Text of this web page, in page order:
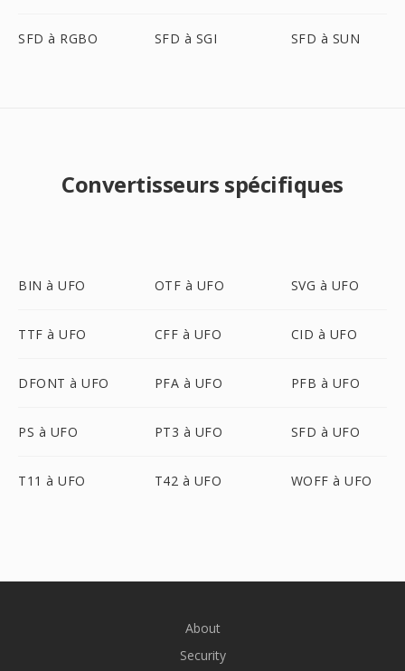
SFD à RGBO SFD à SGI SFD à SUN
Convertisseurs spécifiques
BIN à UFO OTF à UFO SVG à UFO
TTF à UFO CFF à UFO CID à UFO
DFONT à UFO PFA à UFO PFB à UFO
PS à UFO PT3 à UFO SFD à UFO
T11 à UFO T42 à UFO WOFF à UFO
About
Security